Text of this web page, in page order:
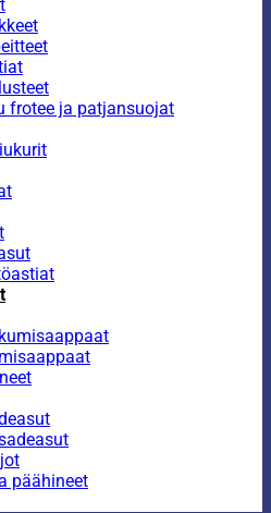
frotee ja patjansuojat
päähineet